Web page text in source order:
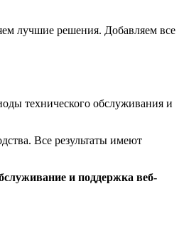
лучшие решения. Добавляем все
технического обслуживания и
Все результаты имеют
и поддержка веб-